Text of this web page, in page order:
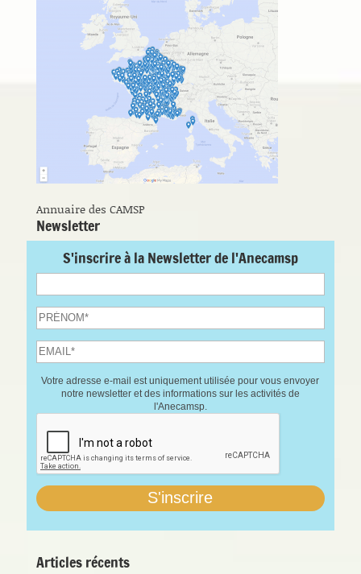
Annuaire des CAMSP
Newsletter
S'inscrire à la Newsletter de l'Anecamsp
Votre adresse e-mail est uniquement utilisée pour vous envoyer
notre newsletter et des informations sur les activités de
l'Anecamsp.
Articles récents